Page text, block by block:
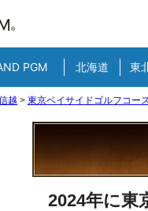
PGM 北海道 東
越 > 東京ベイサイドゴルフコー
2024年に東